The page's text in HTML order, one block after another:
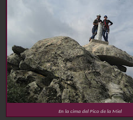
En la cima del Pico de la Miel